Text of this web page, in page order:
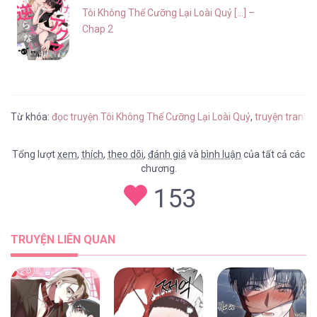
Tôi Không Thể Cưỡng Lại Loài Quỷ [...] –
Chap 2
Từ khóa: đọc truyện Tôi Không Thể Cưỡng Lại Loài Quỷ, truyện tranh
Tổng lượtxem, thích, theo dõi, đánh giávà bình luận của tất cả các
chương.
153
TRUYỆN LIÊN QUAN